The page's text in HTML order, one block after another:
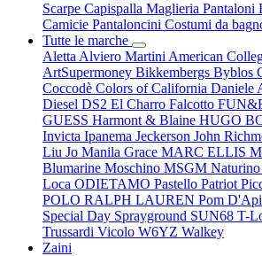
Scarpe Capispalla Maglieria Pantaloni
Camicie Pantaloncini Costumi da
Tutte le marche
Aletta Alviero Martini American
ArtSupermoney Bikkembergs Byblos
Coccodè Colors of California Daniele
Diesel DS2 El Charro Falcotto
GUESS Harmont & Blaine HUGO
Invicta Ipanema Jeckerson John
Liu Jo Manila Grace MARC ELLIS
Blumarine Moschino MSGM Naturino
Loca ODIETAMO Pastello Patriot
POLO RALPH LAUREN Pom D'Api
Special Day Sprayground SUN68 T-
Trussardi Vicolo W6YZ Walkey
Zaini